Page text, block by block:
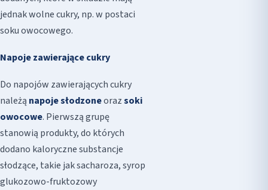
jednak wolne cukry, np. w postaci
soku owocowego.
Napoje zawierające cukry
Do napojów zawierających cukry
należą napoje słodzoneorazsoki
owocowe. Pierwszą grupę
stanowią produkty, do których
dodano kaloryczne substancje
słodzące, takie jak sacharoza, syrop
glukozowo-fruktozowy